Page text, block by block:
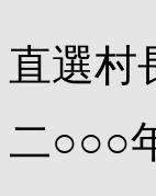
直選村
二○○○